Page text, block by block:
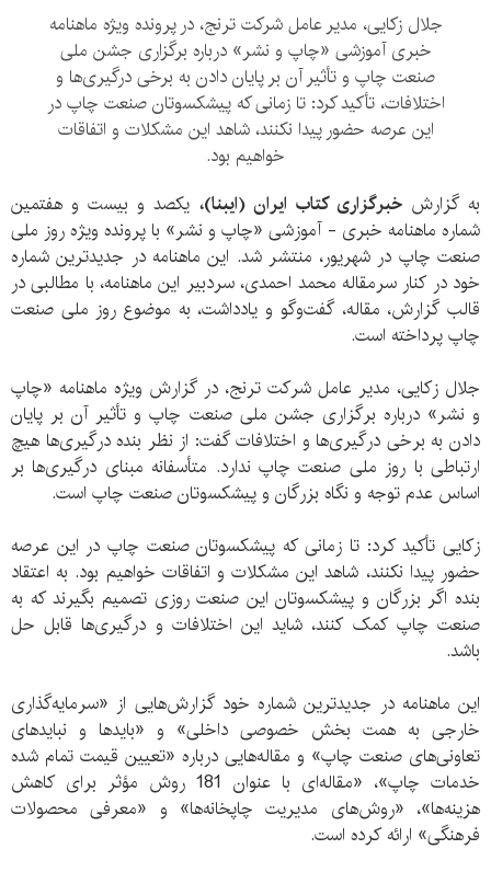
جلال زکایی، مدیر عامل شرکت ترنج، در پرونده ویژه ماهنامه
خبری آموزشی «چاپ و نشر» درباره برگزاری جشن ملی
صنعت چاپ و تأثیر آن بر پایان دادن به برخی درگیری‌ها و
اختلافات، تأکید کرد: تا زمانی که پیشکسوتان صنعت چاپ در
این عرصه حضور پیدا نکنند، شاهد این مشکلات و اتفاقات
خواهیم بود.
به گزارشخبرگزاری کتاب ایران (ایبنا)، یکصد و بیست و هفتمین
شماره ماهنامه خبری - آموزشی «چاپ و نشر» با پرونده‌ ویژه روز ملی
صنعت چاپ در شهریور، منتشر شد. این ماهنامه در جدیدترین شماره
خود در کنار سرمقاله محمد احمدی، سردبیر این ماهنامه، با مطالبی در
قالب گزارش، مقاله، گفت‌وگو و یادداشت، به موضوع روز ملی صنعت
چاپ پرداخته است.
جلال زکایی، مدیر عامل شرکت ترنج، در گزارش ویژه ماهنامه «چاپ
و نشر» درباره برگزاری جشن ملی صنعت چاپ و تأثیر آن بر پایان
دادن به برخی درگیری‌ها و اختلافات گفت: از نظر بنده درگیری‌ها هیچ
ارتباطی با روز ملی صنعت چاپ ندارد. متأسفانه مبنای درگیری‌ها بر
اساس عدم توجه و نگاه بزرگان و پیشکسوتان صنعت چاپ است.
زکایی تأکید کرد: تا زمانی که پیشکسوتان صنعت چاپ در این عرصه
حضور پیدا نکنند، شاهد این مشکلات و اتفاقات خواهیم بود. به اعتقاد
بنده اگر بزرگان و پیشکسوتان این صنعت روزی تصمیم بگیرند که به
صنعت چاپ کمک کنند، شاید این اختلافات و درگیری‌ها قابل حل
باشد.
این ماهنامه در جدیدترین شماره خود گزارش‌هایی از «سرمایه‌گذاری
خارجی به همت بخش خصوصی داخلی» و «بایدها و نبایدهای
تعاونی‌های صنعت چاپ» و مقاله‌هایی درباره «تعیین قیمت تمام شده
خدمات چاپ»، «مقاله‌ای با عنوان 181 روش مؤثر برای کاهش
هزینه‌ها»، «روش‌های مدیریت چاپخانه‌ها» و «معرفی محصولات
فرهنگی» ارائه کرده است.